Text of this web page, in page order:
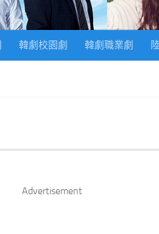
韓劇校園劇 韓劇職業劇
Advertisement